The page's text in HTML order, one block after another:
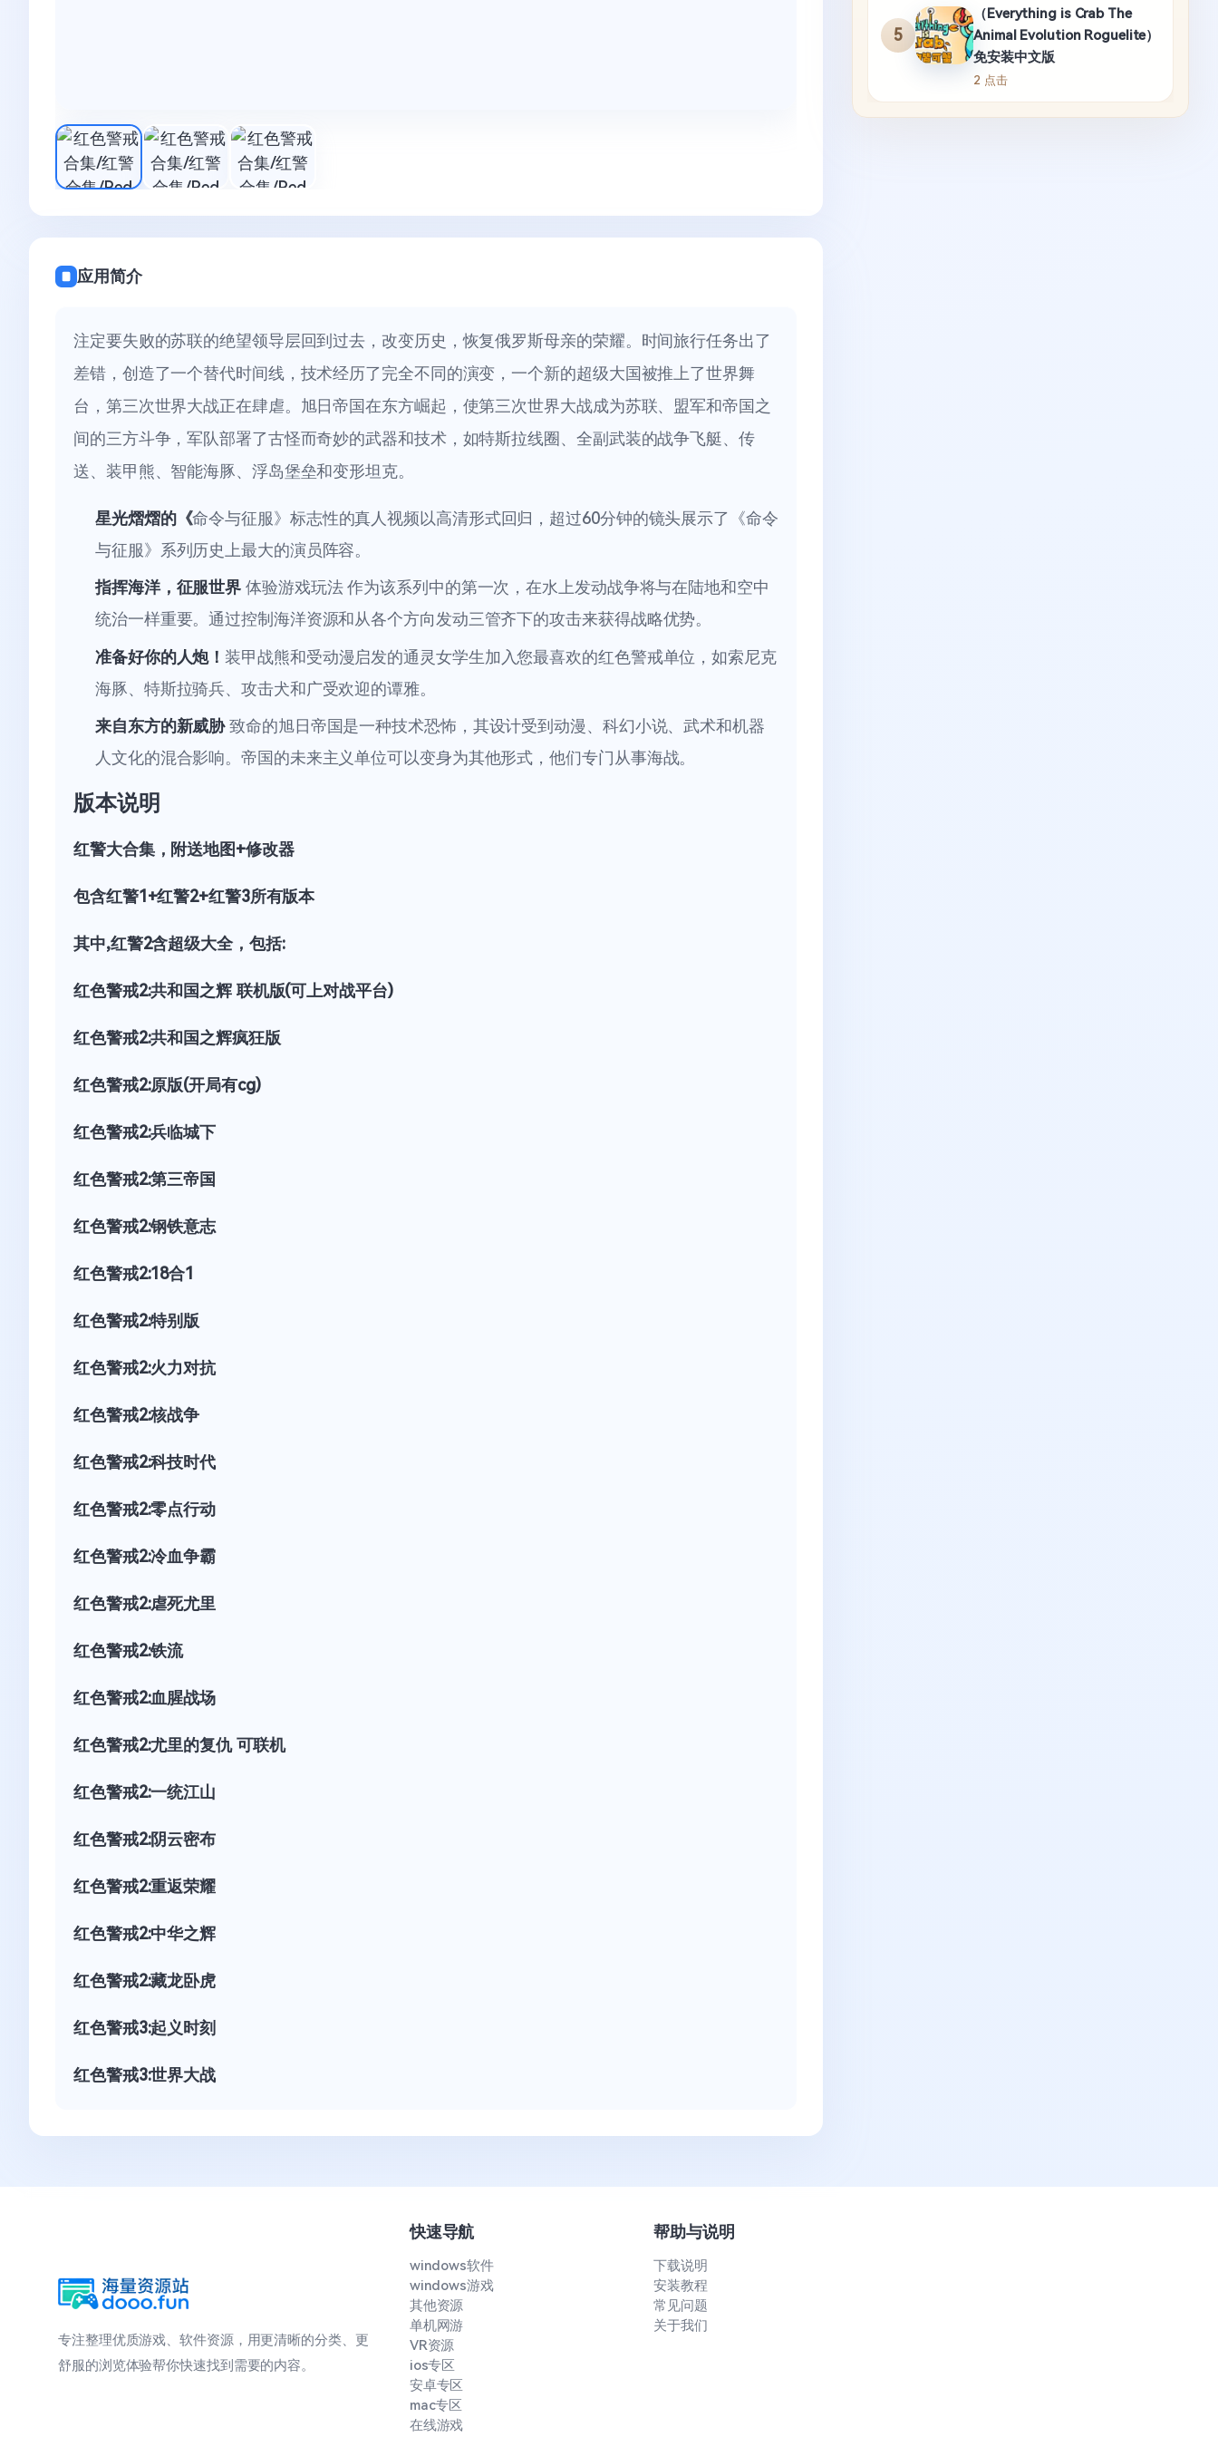
应用简介
注定要失败的苏联的绝望领导层回到过去，改变历史，恢复俄罗斯母亲的荣耀。时间旅行任务出了
差错，创造了一个替代时间线，技术经历了完全不同的演变，一个新的超级大国被推上了世界舞
台，第三次世界大战正在肆虐。旭日帝国在东方崛起，使第三次世界大战成为苏联、盟军和帝国之
间的三方斗争，军队部署了古怪而奇妙的武器和技术，如特斯拉线圈、全副武装的战争飞艇、传
送、装甲熊、智能海豚、浮岛堡垒和变形坦克。
星光熠熠的《命令与征服》标志性的真人视频以高清形式回归，超过60分钟的镜头展示了《命令
与征服》系列历史上最大的演员阵容。
指挥海洋，征服世界 体验游戏玩法 作为该系列中的第一次，在水上发动战争将与在陆地和空中
统治一样重要。通过控制海洋资源和从各个方向发动三管齐下的攻击来获得战略优势。
准备好你的人炮！ 装甲战熊和受动漫启发的通灵女学生加入您最喜欢的红色警戒单位，如索尼克
海豚、特斯拉骑兵、攻击犬和广受欢迎的谭雅。
来自东方的新威胁致命的旭日帝国是一种技术恐怖，其设计受到动漫、科幻小说、武术和机器
人文化的混合影响。帝国的未来主义单位可以变身为其他形式，他们专门从事海战。
版本说明
红警大合集，附送地图+修改器
包含红警1+红警2+红警3所有版本
其中,红警2含超级大全，包括:
红色警戒2:共和国之辉 联机版(可上对战平台)
红色警戒2:共和国之辉疯狂版
红色警戒2:原版(开局有cg)
红色警戒2:兵临城下
红色警戒2:第三帝国
红色警戒2:钢铁意志
红色警戒2:18合1
红色警戒2:特别版
红色警戒2:火力对抗
红色警戒2:核战争
红色警戒2:科技时代
红色警戒2:零点行动
红色警戒2:冷血争霸
红色警戒2:虐死尤里
红色警戒2:铁流
红色警戒2:血腥战场
红色警戒2:尤里的复仇 可联机
红色警戒2:一统江山
红色警戒2:阴云密布
红色警戒2:重返荣耀
红色警戒2:中华之辉
红色警戒2:藏龙卧虎
红色警戒3:起义时刻
红色警戒3:世界大战
5
（Everything is Crab The
Animal Evolution Roguelite）
免安装中文版
2 点击
专注整理优质游戏、软件资源，用更清晰的分类、更
舒服的浏览体验帮你快速找到需要的内容。
快速导航
windows软件
windows游戏
其他资源
单机网游
VR资源
ios专区
安卓专区
mac专区
在线游戏
帮助与说明
下载说明
安装教程
常见问题
关于我们